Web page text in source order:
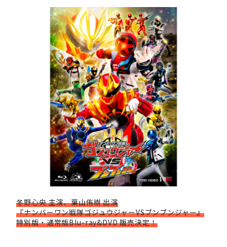
冬野心央 主演、葉山侑樹 出演
『ナンバーワン戦隊ゴジュウジャーVSブンブンジャー』
特別版・通常版Blu-ray&DVD 販売決定！